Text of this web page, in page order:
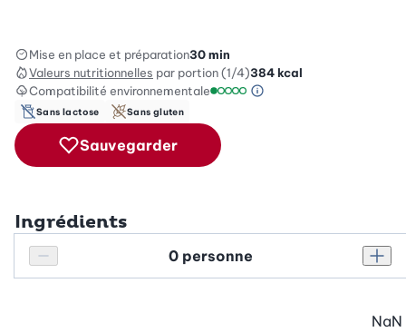
Mise en place et préparation30 min
Valeurs nutritionnelles par portion (1/4)384kcal
Compatibilité environnementale
Information sur
Sans lactose Sans gluten
Sauvegarder
Ingrédients
Réduire le nombre de personnes
Personnes
NaN